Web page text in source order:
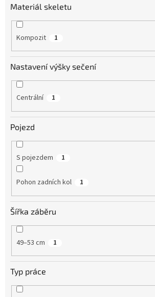
Materiál skeletu
Kompozit 1
Nastavení výšky sečení
Centrální 1
Pojezd
S pojezdem 1
Pohon zadních kol 1
Šířka záběru
49–53 cm 1
Typ práce